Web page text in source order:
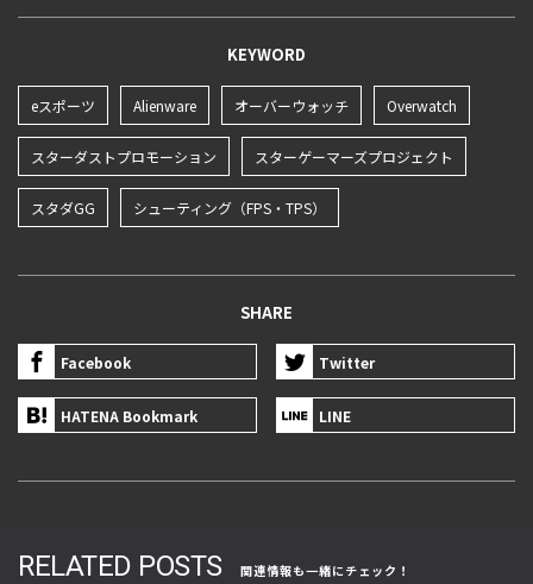
KEYWORD
eスポーツ Alienware オーバーウォッチ Overwatch
スターダストプロモーション スターゲーマーズプロジェクト
スタダGG シューティング（FPS・TPS）
SHARE
Facebook Twitter
HATENA Bookmark LINE
RELATED POSTS
関連情報も一緒にチェック！